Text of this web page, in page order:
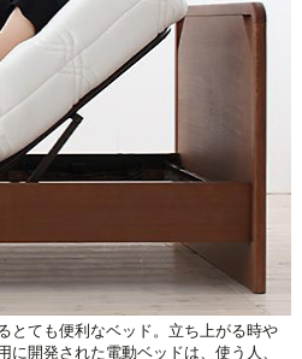
とても便利なベッド。立ち上がる時や
開発された電動ベッドは、使う人、